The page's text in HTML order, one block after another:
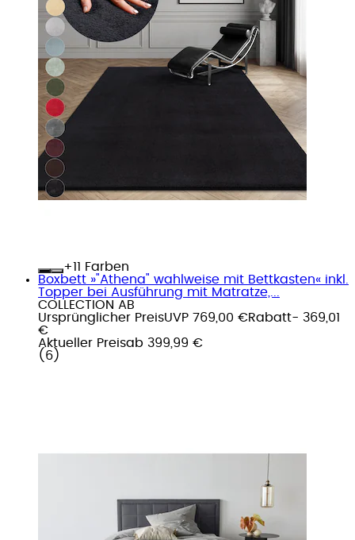
+
Farben
Boxbett »"Athena" wahlweise mit Bettkasten« inkl.
Topper bei Ausführung mit Matratze,...
COLLECTION AB
Ursprünglicher PreisUVP 769,00 €Rabatt- 369,01
€
Aktueller Preisab 399,99 €
( 6 )